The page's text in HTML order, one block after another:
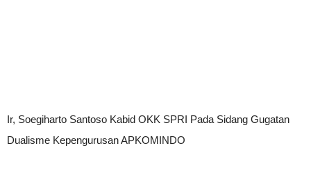
Ir, Soegiharto Santoso Kabid OKK SPRI Pada Sidang Gugatan
Dualisme Kepengurusan APKOMINDO